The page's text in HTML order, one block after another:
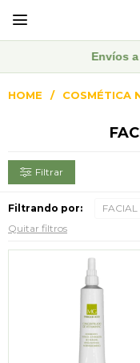

Envíos a
HOME COSMÉTICA
Filtrando por: FACIAL
Quitar filtros